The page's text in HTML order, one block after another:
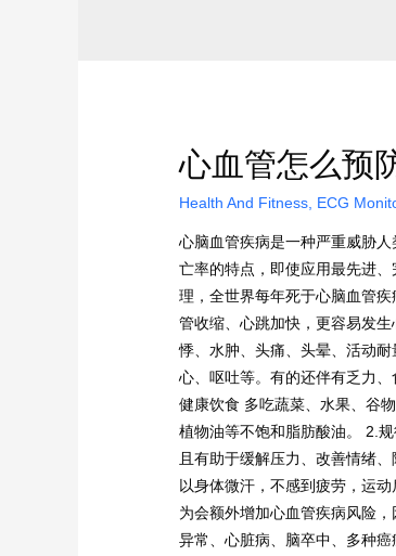
心血管怎么预
Health And Fitness ECG
心脑血管疾病是一种严重威胁
亡率的特点，即使应用最先进
理，全世界每年死于心脑血管
管收缩、心跳加快，更容易发
悸、水肿、头痛、头晕、活动
心、呕吐等。有的还伴有乏力
健康饮食 多吃蔬菜、水果、谷
植物油等不饱和脂肪酸油。 2.
且有助于缓解压力、改善情绪
以身体微汗，不感到疲劳，运
为会额外增加心血管疾病风险
异常、心脏病、脑卒中、多种